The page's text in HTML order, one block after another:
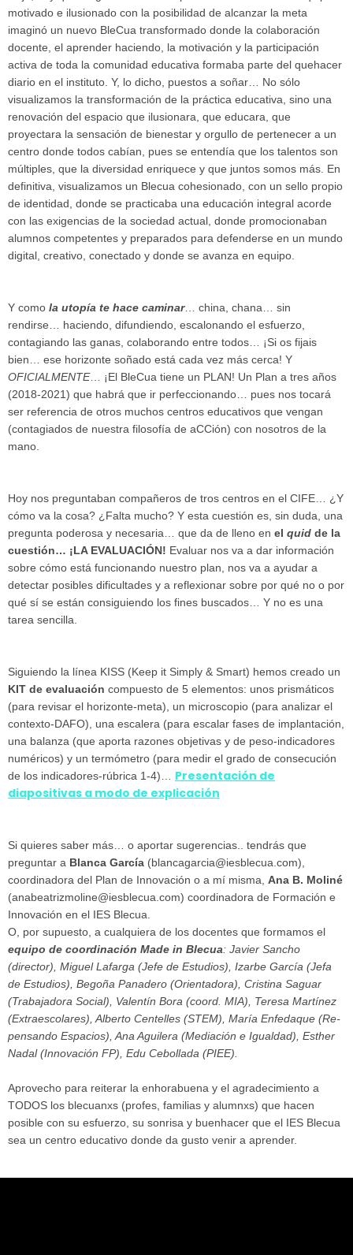
motivado e ilusionado con la posibilidad de alcanzar la meta
imaginó un nuevo BleCua transformado donde la colaboración
docente, el aprender haciendo, la motivación y la participación
activa de toda la comunidad educativa formaba parte del quehacer
diario en el instituto. Y, lo dicho, puestos a soñar… No sólo
visualizamos la transformación de la práctica educativa, sino una
renovación del espacio que ilusionara, que educara, que
proyectara la sensación de bienestar y orgullo de pertenecer a un
centro donde todos cabían, pues se entendía que los talentos son
múltiples, que la diversidad enriquece y que juntos somos más. En
definitiva, visualizamos un Blecua cohesionado, con un sello propio
de identidad, donde se practicaba una educación integral acorde
con las exigencias de la sociedad actual, donde promocionaban
alumnos competentes y preparados para defenderse en un mundo
digital, creativo, conectado y donde se avanza en equipo.
Y como la utopía te hace caminar… china, chana… sin
rendirse… haciendo, difundiendo, escalonando el esfuerzo,
contagiando las ganas, colaborando entre todos… ¡Si os fijais
bien… ese horizonte soñado está cada vez más cerca! Y
OFICIALMENTE… ¡El BleCua tiene un PLAN! Un Plan a tres años
(2018-2021) que habrá que ir perfeccionando… pues nos tocará
ser referencia de otros muchos centros educativos que vengan
(contagiados de nuestra filosofía de aCCión) con nosotros de la
mano.
Hoy nos preguntaban compañeros de tros centros en el CIFE… ¿Y
cómo va la cosa? ¿Falta mucho? Y esta cuestión es, sin duda, una
pregunta poderosa y necesaria… que da de lleno en el quid de la
cuestión… ¡LA EVALUACIÓN! Evaluar nos va a dar información
sobre cómo está funcionando nuestro plan, nos va a ayudar a
detectar posibles dificultades y a reflexionar sobre por qué no o por
qué sí se están consiguiendo los fines buscados… Y no es una
tarea sencilla.
Siguiendo la línea KISS (Keep it Simply & Smart) hemos creado un
KIT de evaluación compuesto de 5 elementos: unos prismáticos
(para revisar el horizonte-meta), un microscopio (para analizar el
contexto-DAFO), una escalera (para escalar fases de implantación,
una balanza (que aporta razones objetivas y de peso-indicadores
numéricos) y un termómetro (para medir el grado de consecución
de los indicadores-rúbrica 1-4)… Presentación de
diapositivas a modo de explicación
Si quieres saber más… o aportar sugerencias.. tendrás que
preguntar a Blanca García (blancagarcia@iesblecua.com),
coordinadora del Plan de Innovación o a mí misma, Ana B. Moliné
(anabeatrizmoline@iesblecua.com) coordinadora de Formación e
Innovación en el IES Blecua.
O, por supuesto, a cualquiera de los docentes que formamos el
equipo de coordinación Made in Blecua: Javier Sancho
(director), Miguel Lafarga (Jefe de Estudios), Izarbe García (Jefa
de Estudios), Begoña Panadero (Orientadora), Cristina Saguar
(Trabajadora Social), Valentín Bora (coord. MIA), Teresa Martínez
(Extraescolares), Alberto Centelles (STEM), María Enfedaque (Re-
pensando Espacios), Ana Aguilera (Mediación e Igualdad), Esther
Nadal (Innovación FP), Edu Cebollada (PIEE).
Aprovecho para reiterar la enhorabuena y el agradecimiento a
TODOS los blecuanxs (profes, familias y alumnxs) que hacen
posible con su esfuerzo, su sonrisa y buenhacer que el IES Blecua
sea un centro educativo donde da gusto venir a aprender.